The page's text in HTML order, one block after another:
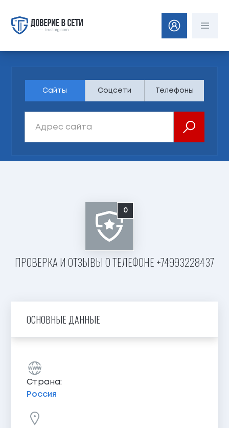
Сайты Соцсети Телефоны
0
ПРОВЕРКА И ОТЗЫВЫ О ТЕЛЕФОНЕ +74993228437
ОСНОВНЫЕ ДАННЫЕ
Страна:
Россия